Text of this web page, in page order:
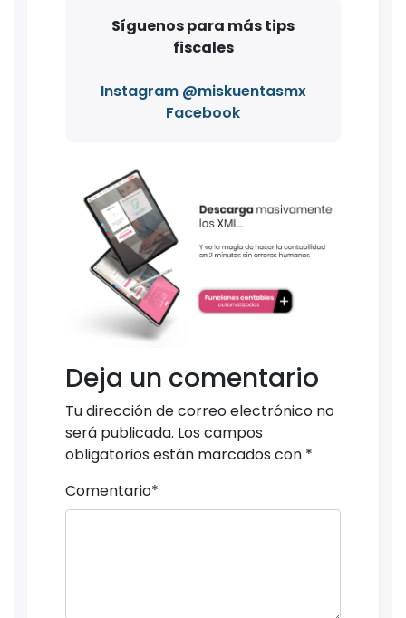
Síguenos para más tips
fiscales
Instagram @miskuentasmx
Facebook
Deja un comentario
Tu dirección de correo electrónico no
será publicada. Los campos
obligatorios están marcados con *
Comentario*